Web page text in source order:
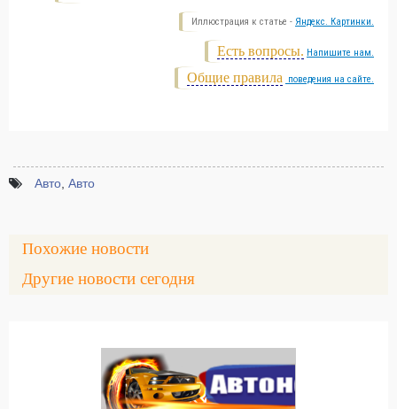
Иллюстрация к статье - Яндекс. Картинки.
Есть вопросы. Напишите нам.
Общие правила поведения на сайте.
Авто Авто
Похожие новости
Другие новости сегодня